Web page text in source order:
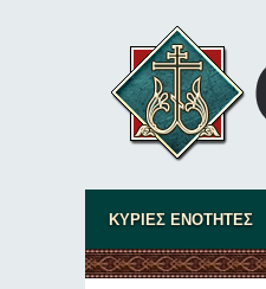
ΚΥΡΙΕΣ ΕΝΟΤΗΤΕΣ